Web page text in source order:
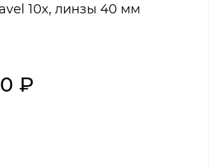
10x, линзы 40 мм
₽